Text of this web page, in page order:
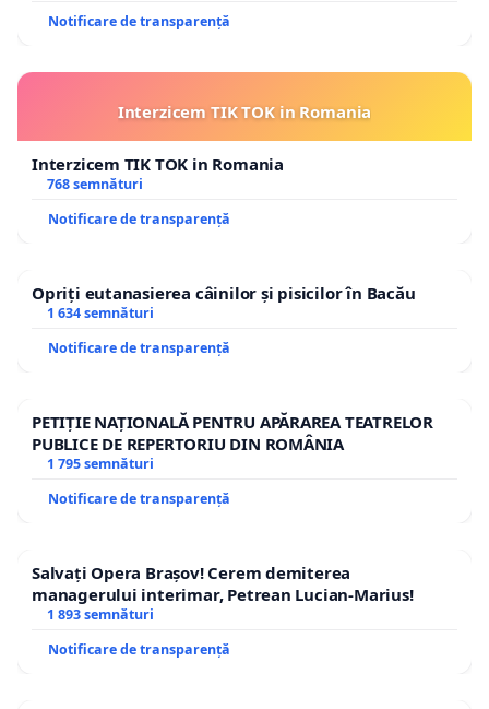
Notificare de transparență
Interzicem TIK TOK in Romania
Interzicem TIK TOK in Romania
768 semnături
Notificare de transparență
Opriți eutanasierea câinilor și pisicilor în Bacău
1 634 semnături
Notificare de transparență
PETIȚIE NAȚIONALĂ PENTRU APĂRAREA TEATRELOR
PUBLICE DE REPERTORIU DIN ROMÂNIA
1 795 semnături
Notificare de transparență
Salvați Opera Brașov! Cerem demiterea
managerului interimar, Petrean Lucian-Marius!
1 893 semnături
Notificare de transparență